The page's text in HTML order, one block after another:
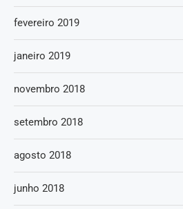
fevereiro 2019
janeiro 2019
novembro 2018
setembro 2018
agosto 2018
junho 2018